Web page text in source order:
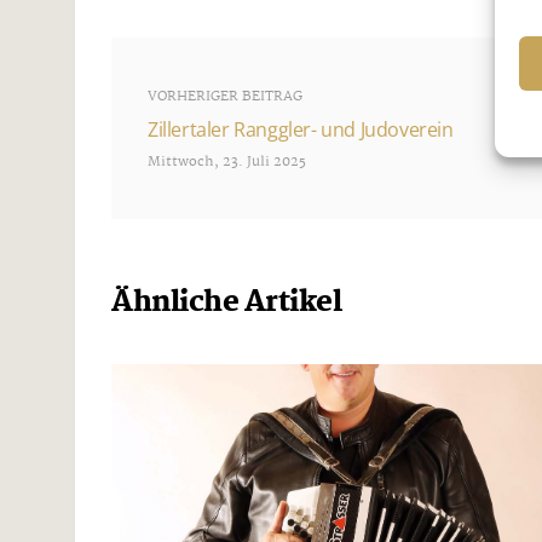
VORHERIGER BEITRAG
Zillertaler Ranggler- und Judoverein
Mittwoch, 23. Juli 2025
Ähnliche Artikel